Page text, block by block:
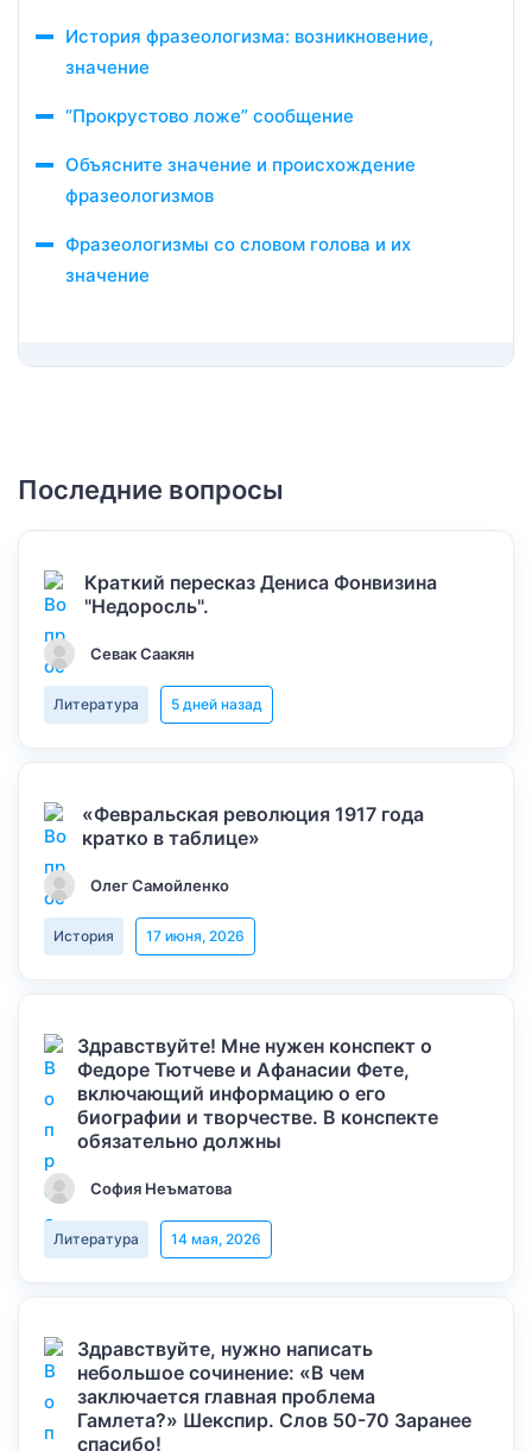
История фразеологизма: возникновение,
значение
“Прокрустово ложе” сообщение
Объясните значение и происхождение
фразеологизмов
Фразеологизмы со словом голова и их
значение
Последние вопросы
Краткий пересказ Дениса Фонвизина
"Недоросль".
Севак Саакян
Литература 5 дней назад
«Февральская революция 1917 года
кратко в таблице»
Олег Самойленко
История 17 июня, 2026
Здравствуйте! Мне нужен конспект о
Федоре Тютчеве и Афанасии Фете,
включающий информацию о его
биографии и творчестве. В конспекте
обязательно должны
София Неъматова
Литература 14 мая, 2026
Здравствуйте, нужно написать
небольшое сочинение: «В чем
заключается главная проблема
Гамлета?» Шекспир. Слов 50-70 Заранее
спасибо!